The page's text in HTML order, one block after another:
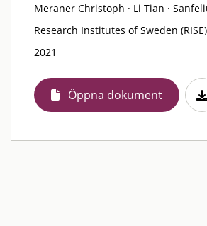
Meraner Christoph · Li Tian ·
Research Institutes of Sweden (RISE)
2021
Öppna dokument